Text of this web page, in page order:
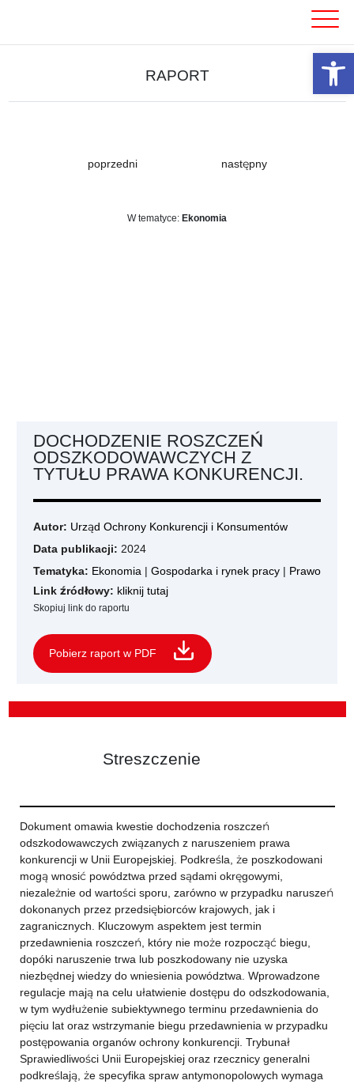
RAPORT
poprzedni następny
W tematyce: Ekonomia
DOCHODZENIE ROSZCZEŃ
ODSZKODOWAWCZYCH Z
TYTUŁU PRAWA KONKURENCJI.
Autor: Urząd Ochrony Konkurencji i Konsumentów
Data publikacji: 2024
Tematyka: Ekonomia | Gospodarka i rynek pracy | Prawo
Link źródłowy: kliknij tutaj
Skopiuj link do raportu
Pobierz raport w PDF
Streszczenie
Dokument omawia kwestie dochodzenia roszczeń
odszkodowawczych związanych z naruszeniem prawa
konkurencji w Unii Europejskiej. Podkreśla, że poszkodowani
mogą wnosić powództwa przed sądami okręgowymi,
niezależnie od wartości sporu, zarówno w przypadku naruszeń
dokonanych przez przedsiębiorców krajowych, jak i
zagranicznych. Kluczowym aspektem jest termin
przedawnienia roszczeń, który nie może rozpocząć biegu,
dopóki naruszenie trwa lub poszkodowany nie uzyska
niezbędnej wiedzy do wniesienia powództwa. Wprowadzone
regulacje mają na celu ułatwienie dostępu do odszkodowania,
w tym wydłużenie subiektywnego terminu przedawnienia do
pięciu lat oraz wstrzymanie biegu przedawnienia w przypadku
postępowania organów ochrony konkurencji. Trybunał
Sprawiedliwości Unii Europejskiej oraz rzecznicy generalni
podkreślają, że specyfika spraw antymonopolowych wymaga